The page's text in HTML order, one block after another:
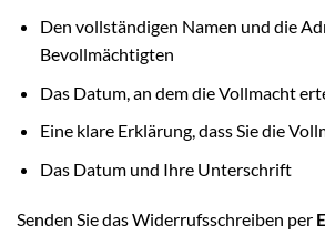
Den vollständigen Namen und die
Bevollmächtigten
Das Datum, an dem die Vollmacht
Eine klare Erklärung, dass Sie die
Das Datum und Ihre Unterschrift
Senden Sie das Widerrufsschreiben per